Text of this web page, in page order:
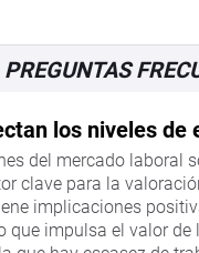
los niveles de
del mercado laboral
clave para la
implicaciones
que impulsa el valor